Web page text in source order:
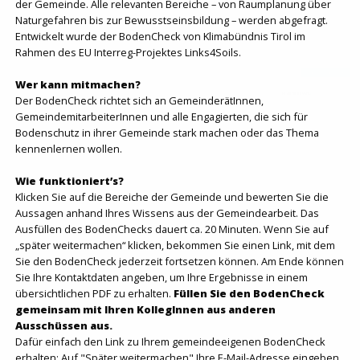
Weiß nicht
der Gemeinde. Alle relevanten Bereiche – von Raumplanung über
Naturgefahren bis zur Bewusstseinsbildung – werden abgefragt.
Entwickelt wurde der BodenCheck von Klimabündnis Tirol im
Rahmen des EU Interreg-Projektes Links4Soils.
Wer kann mitmachen?
Der BodenCheck richtet sich an GemeinderätInnen,
GemeindemitarbeiterInnen und alle Engagierten, die sich für
Bodenschutz in ihrer Gemeinde stark machen oder das Thema
kennenlernen wollen.
Wie funktioniert’s?
Klicken Sie auf die Bereiche der Gemeinde und bewerten Sie die
Aussagen anhand Ihres Wissens aus der Gemeindearbeit. Das
Ausfüllen des BodenChecks dauert ca. 20 Minuten. Wenn Sie auf
„später weitermachen“ klicken, bekommen Sie einen Link, mit dem
Sie den BodenCheck jederzeit fortsetzen können. Am Ende können
Sie Ihre Kontaktdaten angeben, um Ihre Ergebnisse in einem
übersichtlichen PDF zu erhalten. Füllen Sie den BodenCheck
gemeinsam mit Ihren KollegInnen aus anderen
Ausschüssen aus.
Dafür einfach den Link zu Ihrem gemeindeeigenen BodenCheck